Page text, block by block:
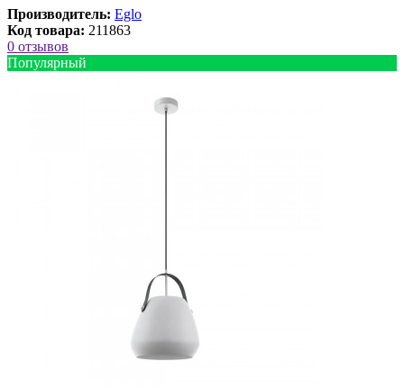
Производитель: Eglo
Код товара: 211863
0 отзывов
Популярный